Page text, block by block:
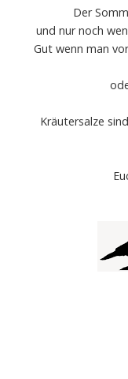
Der
und nur noch
Gut wenn man
Kräutersalze